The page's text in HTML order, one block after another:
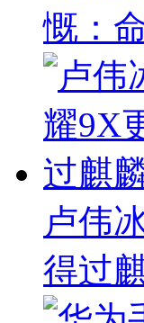
慨：
卢伟
得过